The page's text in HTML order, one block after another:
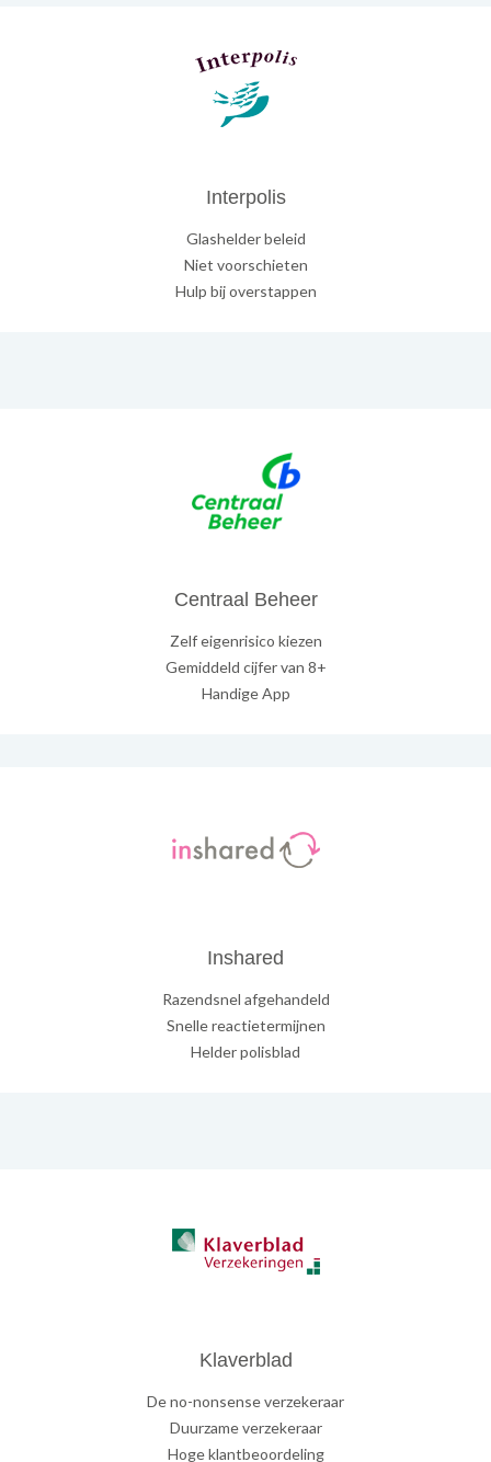
Interpolis
Glashelder beleid
Niet voorschieten
Hulp bij overstappen
Centraal Beheer
Zelf eigenrisico kiezen
Gemiddeld cijfer van 8+
Handige App
Inshared
Razendsnel afgehandeld
Snelle reactietermijnen
Helder polisblad
Klaverblad
De no-nonsense verzekeraar
Duurzame verzekeraar
Hoge klantbeoordeling